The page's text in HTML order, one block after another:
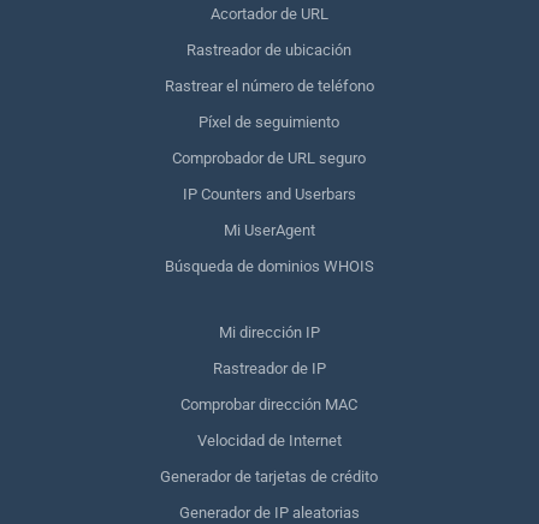
Acortador de URL
Rastreador de ubicación
Rastrear el número de teléfono
Píxel de seguimiento
Comprobador de URL seguro
IP Counters and Userbars
Mi UserAgent
Búsqueda de dominios WHOIS
Mi dirección IP
Rastreador de IP
Comprobar dirección MAC
Velocidad de Internet
Generador de tarjetas de crédito
Generador de IP aleatorias